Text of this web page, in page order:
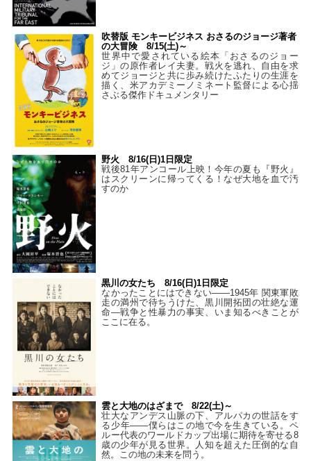
吹替版 モンキービジネス おさるのジョージ著者
の大冒険 8/15(土)～
世界中で愛されている絵本「おさるのジョー
ジ」の原作者レイ夫妻。戦火を逃れ、自由を求
めてジョージと共に歩み続けたふたりの生涯を
描く、米アカデミーノミネート監督による心揺
さぶる傑作ドキュメンタリー
野火 8/16(日)1日限定
戦後81年アンコール上映！今年の夏も『野火』
はスクリーンに帰ってくる！なぜ大地を血で汚
すのか
黒川の女たち 8/16(日)1日限定
なかったことにはできない——1945年 関東軍敗
走の満州で待ちうけた、黒川開拓団の壮絶な運
命―戦争と性暴力の事実、いま知るべきことが
ここに在る。
雲と大地のはざまで 8/22(土)～
壮大なアンデス山脈の下、アルパカの世話をす
る少年――僕らはこの地で今を生きている。ペ
ルー代表のワールドカップ出場に期待を寄せる8
歳の少年が見る世界。人知を超えた圧倒的な自
然。この地の未来を問う。